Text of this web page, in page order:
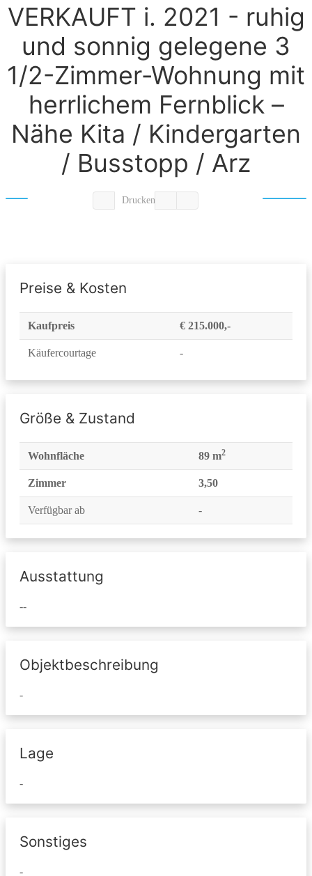
VERKAUFT i. 2021 - ruhig
und sonnig gelegene 3
1/2-Zimmer-Wohnung mit
herrlichem Fernblick –
Nähe Kita / Kindergarten
/ Busstopp / Arz
Drucken
Preise & Kosten
Kaufpreis € 215.000,-
Käufercourtage -
Größe & Zustand
Wohnfläche 89 m2
Zimmer 3,50
Verfügbar ab -
Ausstattung
--
Objektbeschreibung
-
Lage
-
Sonstiges
-